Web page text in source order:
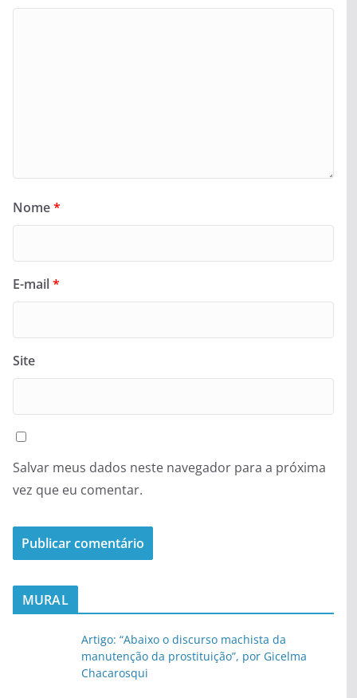
Nome*
E-mail*
Site
Salvar meus dados neste navegador para a próxima
vez que eu comentar.
MURAL
Artigo: “Abaixo o discurso machista da
manutenção da prostituição”, por Gicelma
Chacarosqui